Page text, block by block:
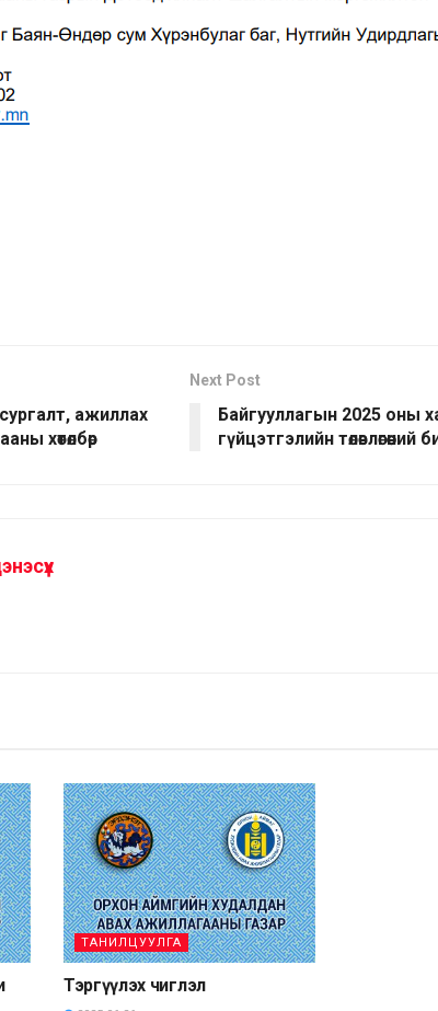
ажиллах
хөтөлбөр
Next Post
Байгууллагын 2025 оны
гүйцэтгэлийн төлөвлөгөөний
ТАНИЛЦУУЛГА
Тэргүүлэх чиглэл